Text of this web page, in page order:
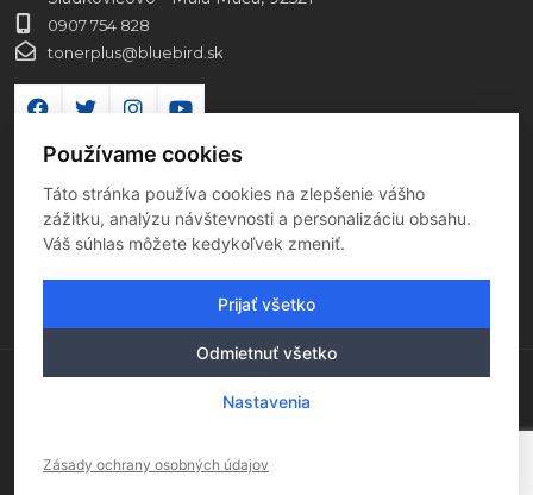
0907 754 828
tonerplus@bluebird.sk
Copyright 2026 Všetky práva vyhradené
Vytvorilo
Používame cookies
Táto stránka používa cookies na zlepšenie vášho
zážitku, analýzu návštevnosti a personalizáciu obsahu.
Váš súhlas môžete kedykoľvek zmeniť.
Prijať všetko
Odmietnuť všetko
Nastavenia
Zásady ochrany osobných údajov